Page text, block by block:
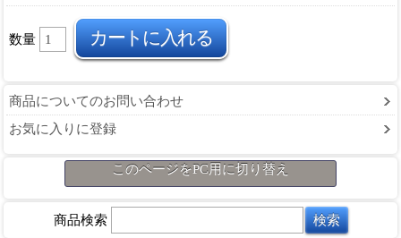
数量
商品についてのお問い合わせ
お気に入りに登録
このページをPC用に切り替え
商品検索